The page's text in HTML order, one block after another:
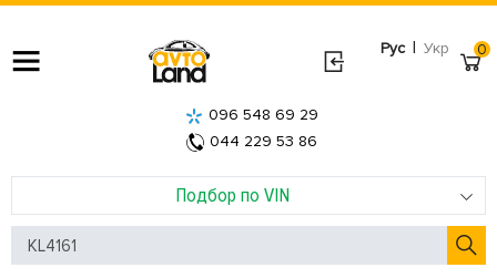
Рус | Укр
Подбор по VIN
096 548 69 29
044 229 53 86
0